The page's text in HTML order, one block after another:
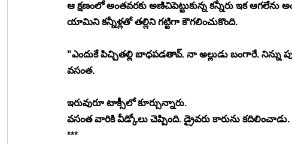
ఆ క్షణంలో అంతవరకు అణిచిపెట్టుకున్న కన్నీరు ఇక
యామిని కన్నీళ్లతో తల్లిని గట్టిగా కౌగలించుకొంది.
"ఎందుకే పిచ్చితల్లి బాధపడతావ్. నా అల్లుడు బంగారే. నిన్ను
వసంత.
ఇరువురూ టాక్సీలో కూర్చున్నారు.
వసంత వారికి వీడ్కోలు చెప్పింది. డ్రైవరు కారును కదిలించాడు.
***